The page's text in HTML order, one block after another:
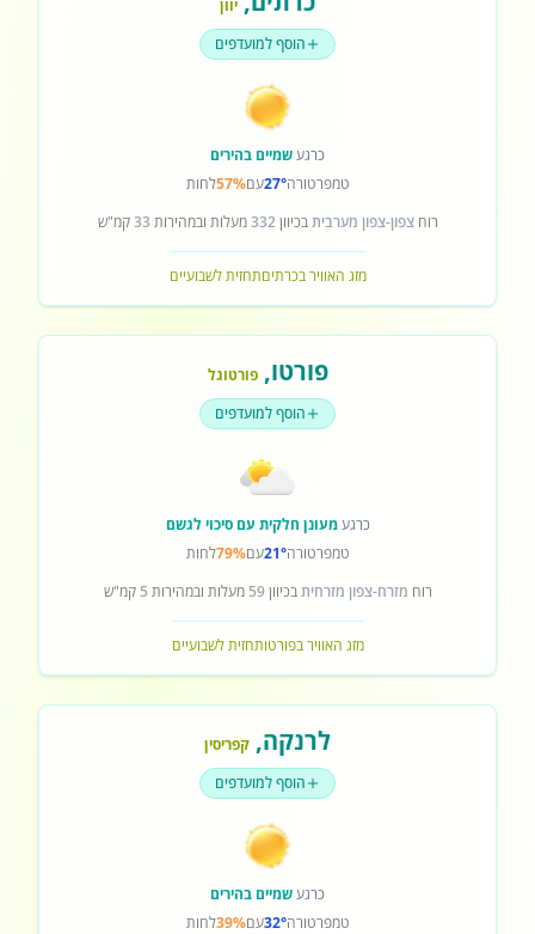
יוון
הוסף למועדפים
כרגעשמיים בהירים
טמפרטורה27°עם57%לחות
רוחצפון-צפון מערביתבכיוון332מעלות ובמהירות 33קמ"ש
מזג האוויר בכרתיםתחזית לשבועיים
פורטו,פורטוגל
הוסף למועדפים
כרגעמעונן חלקית עם סיכוי לגשם
טמפרטורה21°עם79%לחות
רוח מזרח-צפון מזרחיתבכיוון59 מעלות ובמהירות 5 קמ"ש
מזג האוויר בפורטותחזית לשבועיים
לרנקה, קפריסין
הוסף למועדפים
כרגעשמיים בהירים
טמפרטורה32°עם39%לחות